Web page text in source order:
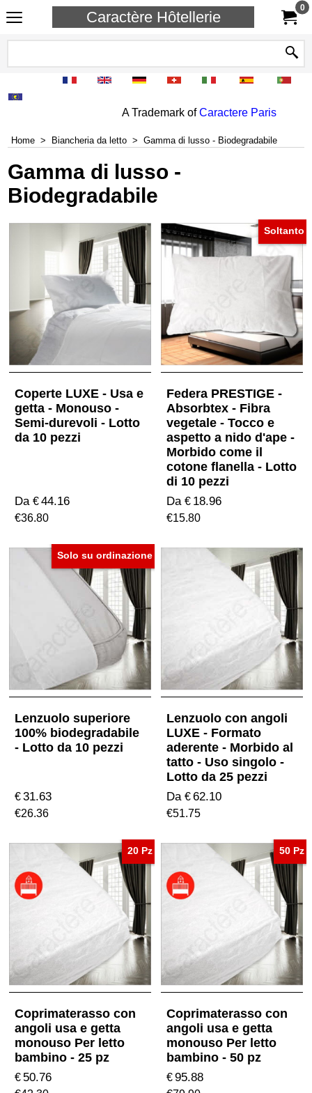
Caractère Hôtellerie
0
A Trademark ofCaractere Paris
Home > Biancheria da letto > Gamma di lusso - Biodegradabile
Gamma di lusso -
Biodegradabile
Coperte LUXE - Usa e
getta - Monouso -
Semi-durevoli - Lotto
da 10 pezzi
Da €44.16
€36.80
Soltanto
Federa PRESTIGE -
Absorbtex - Fibra
vegetale - Tocco e
aspetto a nido d'ape -
Morbido come il
cotone flanella - Lotto
di 10 pezzi
Da € 18.96
€15.80
Solo su ordinazione
Lenzuolo superiore
100% biodegradabile
- Lotto da 10 pezzi
€31.63
€26.36
Lenzuolo con angoli
LUXE - Formato
aderente - Morbido al
tatto - Uso singolo -
Lotto da 25 pezzi
Da €62.10
€51.75
20 Pz
Coprimaterasso con
angoli usa e getta
monouso Per letto
bambino - 25 pz
€ 50.76
50 Pz
Coprimaterasso con
angoli usa e getta
monouso Per letto
bambino - 50 pz
€95.88